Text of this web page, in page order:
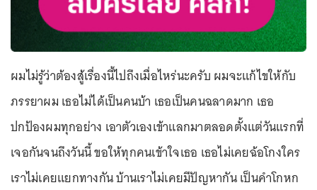
ผมไม่รู้ว่าต้องสู้เรื่องนี้ไปถึงเมื่อไหร่นะครับ ผมจะแก้ไขให้กับ
ภรรยาผม เธอไม่ได้เป็นคนบ้า เธอเป็นคนฉลาดมาก เธอ
ปกป้องผมทุกอย่าง เอาตัวเองเข้าแลกมาตลอดตั้งแต่วันแรกที่
เจอกันจนถึงวันนี้ ขอให้ทุกคนเข้าใจเธอ เธอไม่เคยฉ้อโกงใคร
เราไม่เคยแยกทางกัน บ้านเราไม่เคยมีปัญหากัน เป็นคำโกหก